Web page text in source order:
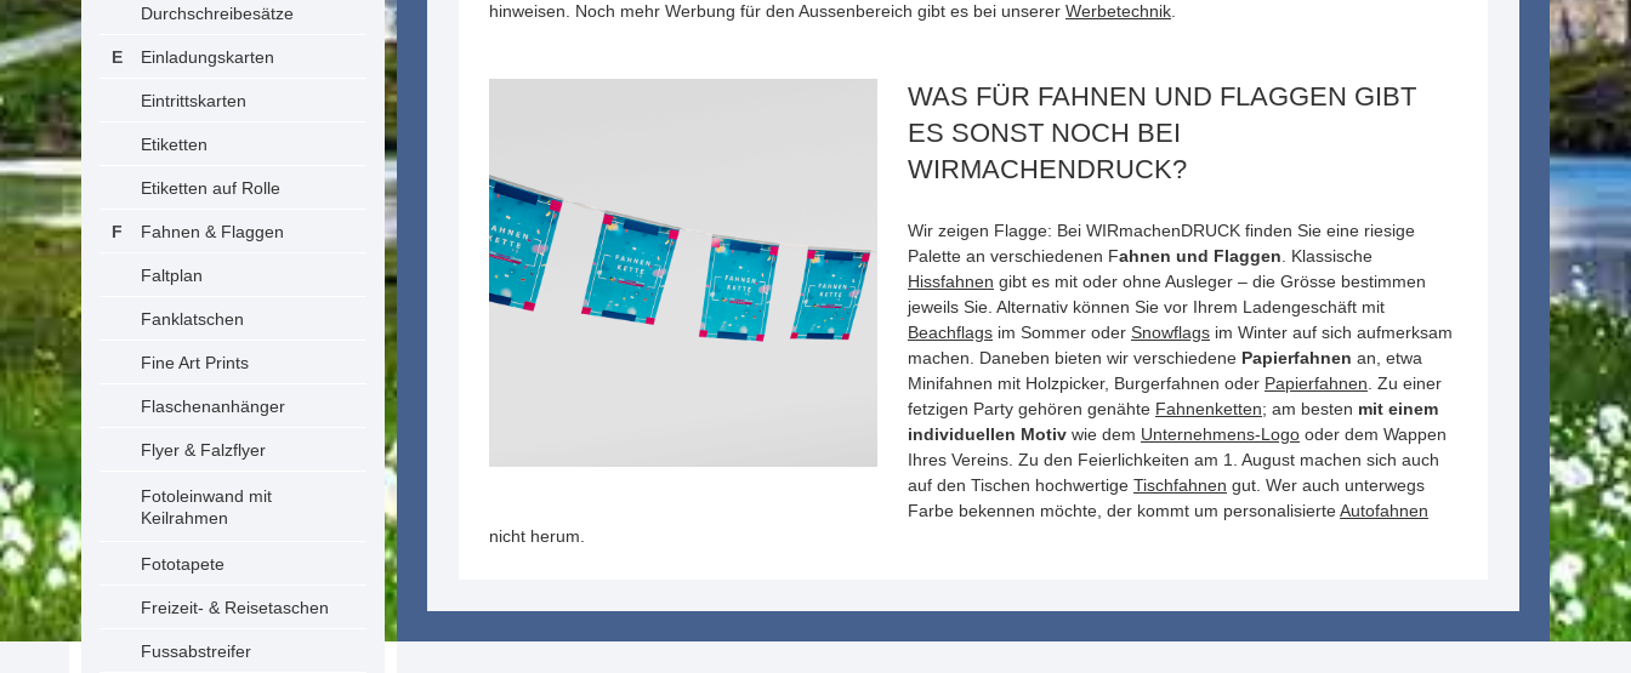
Durchschreibesätze
Einladungskarten
Eintrittskarten
Etiketten
Etiketten auf Rolle
Fahnen & Flaggen
Faltplan
Fanklatschen
Fine Art Prints
Flaschenanhänger
Flyer & Falzflyer
Fotoleinwand mit
Keilrahmen
Fototapete
Freizeit- & Reisetaschen
Fussabstreifer
hinweisen. Noch mehr Werbung für den Aussenbereich gibt es bei unserer Werbetechnik
WAS FÜR FAHNEN UND FLAGGEN GIBT
ES SONST NOCH BEI
WIRMACHENDRUCK?
Wir zeigen Flagge: Bei WIRmachenDRUCK finden Sie eine riesige
Palette an verschiedenen Fahnen und Flaggen . Klassische
Hissfahnen gibt es mit oder ohne Ausleger – die Grösse bestimmen
jeweils Sie. Alternativ können Sie vor Ihrem Ladengeschäft mit
Beachflags im Sommer oder Snowflags im Winter auf sich aufmerksam
machen. Daneben bieten wir verschiedene Papierfahnen an, etwa
Minifahnen mit Holzpicker, Burgerfahnen oder Papierfahnen . Zu einer
fetzigen Party gehören genähte Fahnenketten; am besten mit einem
individuellen Motiv wie dem Unternehmens-Logo oder dem Wappen
Ihres Vereins. Zu den Feierlichkeiten am 1. August machen sich auch
auf den Tischen hochwertige Tischfahnen gut. Wer auch unterwegs
Farbe bekennen möchte, der kommt um personalisierteAutofahnen
nicht herum.